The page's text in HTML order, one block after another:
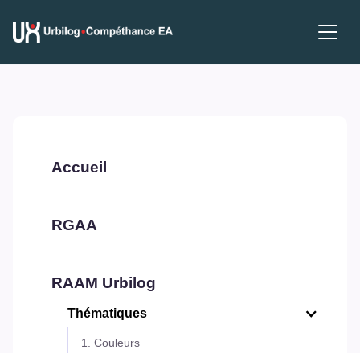
Accueil
RGAA
RAAM Urbilog
Thématiques
1. Couleurs